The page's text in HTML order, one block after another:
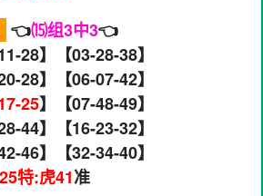
👈⒂组3中3👈
28】【03-28-38】
28】【06-07-42】
25】【07-48-49】
44】【16-23-32】
46】【32-34-40】
特:虎41准